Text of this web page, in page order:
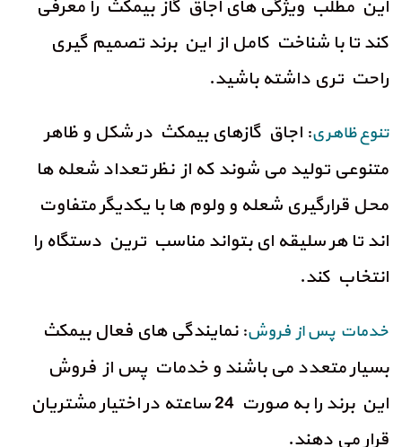
این مطلب ویژگی های اجاق گاز بیمکث را معرفی
کند تا با شناخت کامل از این برند تصمیم گیری
راحت تری داشته باشید.
تنوع ظاهری: اجاق گازهای بیمکث در شکل و ظاهر
متنوعی تولید می شوند که از نظر تعداد شعله ها
محل قرارگیری شعله و ولوم ها با یکدیگر متفاوت
اند تا هر سلیقه ای بتواند مناسب ترین دستگاه را
انتخاب کند.
خدمات پس از فروش: نمایندگی های فعال بیمکث
بسیار متعدد می باشند و خدمات پس از فروش
این برند را به صورت 24 ساعته در اختیار مشتریان
قرار می دهند.